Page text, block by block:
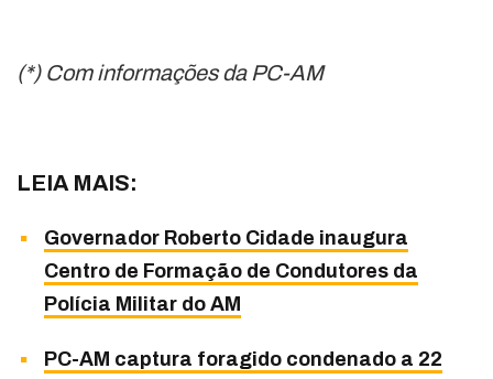
(*) Com informações da PC-AM
LEIA MAIS:
Governador Roberto Cidade inaugura
Centro de Formação de Condutores da
Polícia Militar do AM
PC-AM captura foragido condenado a 22